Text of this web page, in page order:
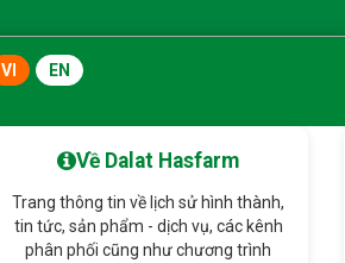
VI EN
Về Dalat Hasfarm
Trang thông tin về lịch sử hình thành,
tin tức, sản phẩm - dịch vụ, các kênh
phân phối cũng như chương trình